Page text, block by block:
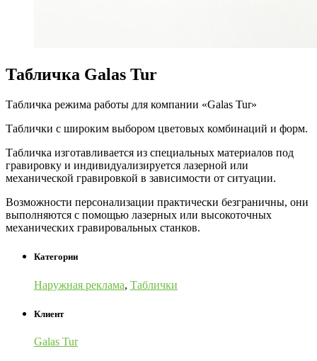
Табличка Galas Tur
Табличка режима работы для компании «Galas Tur»
Таблички с широким выбором цветовых комбинаций и форм.
Табличка изготавливается из специальных материалов под
гравировку и индивидуализируется лазерной или
механической гравировкой в ​​зависимости от ситуации.
Возможности персонализации практически безграничны, они
выполняются с помощью лазерных или высокоточных
механических гравировальных станков.
Категории
Наружная реклама, Таблички
Клиент
Galas Tur